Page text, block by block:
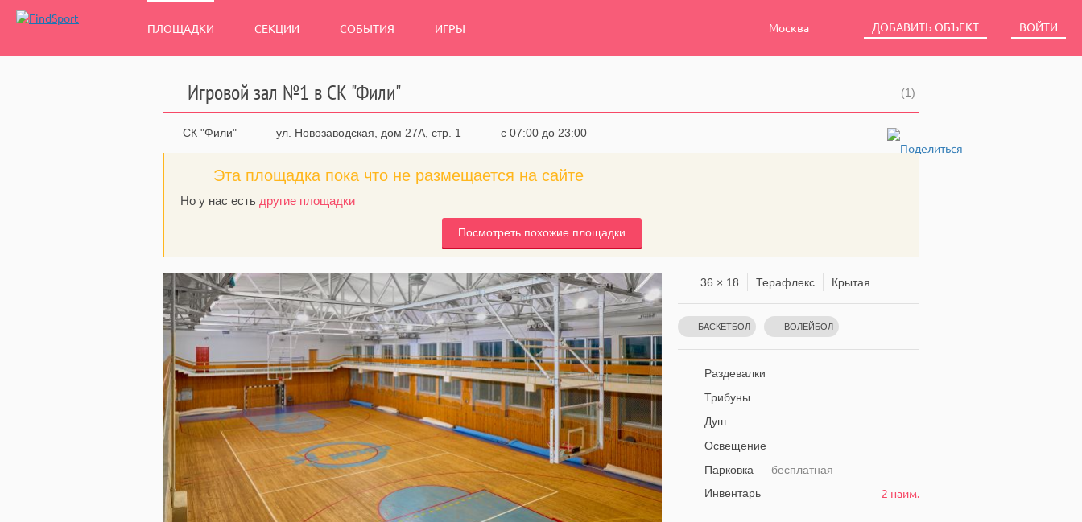
ПЛОЩАДКИ СЕКЦИИ СОБЫТИЯ ИГРЫ Москва ДОБАВИТЬ ОБЪЕКТ ВОЙТИ
Игровой зал №1 в СК "Фили" (1)
СК "Фили" ул. Новозаводская, дом 27А, стр. 1 с 07:00 до 23:00
Эта площадка пока что не размещается на сайте
Но у нас есть другие площадки
Посмотреть похожие площадки
36 × 18 Терафлекс Крытая
БАСКЕТБОЛ ВОЛЕЙБОЛ
Раздевалки
Трибуны
Душ
Освещение
Парковка — бесплатная
Инвентарь
2 наим.